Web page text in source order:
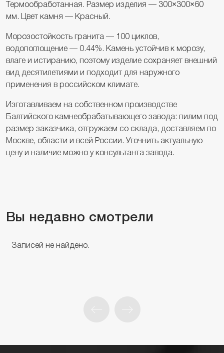
Термообработанная. Размер изделия — 300×300×60
мм. Цвет камня — Красный.
Морозостойкость гранита — 100 циклов,
водопоглощение — 0.44%. Камень устойчив к морозу,
влаге и истиранию, поэтому изделие сохраняет внешний
вид десятилетиями и подходит для наружного
применения в российском климате.
Изготавливаем на собственном производстве
Балтийского камнеобрабатывающего завода: пилим под
размер заказчика, отгружаем со склада, доставляем по
Москве, области и всей России. Уточнить актуальную
цену и наличие можно у консультанта завода.
Вы недавно смотрели
Записей не найдено.